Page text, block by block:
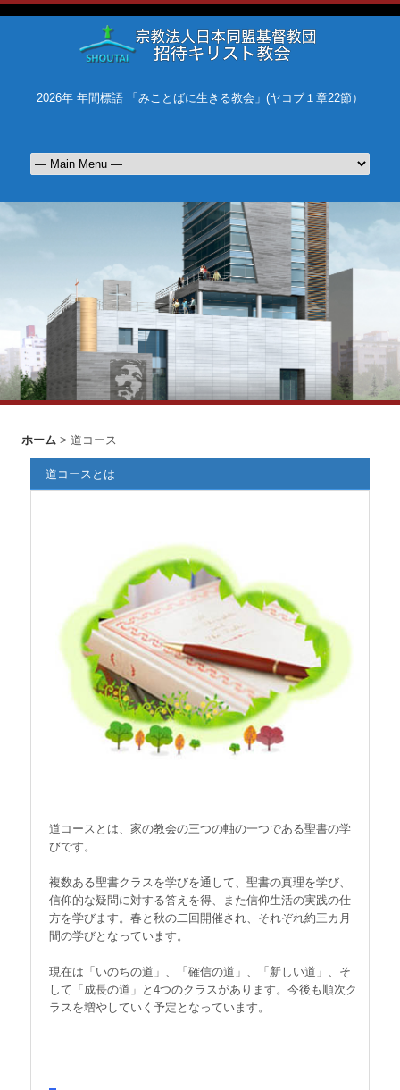
2026年 年間標語 「みことばに生きる教会」(ヤコブ１章22節）
ホーム > 道コース
道コースとは
道コースとは、家の教会の三つの軸の一つである聖書の学
びです。
複数ある聖書クラスを学びを通して、聖書の真理を学び、
信仰的な疑問に対する答えを得、また信仰生活の実践の仕
方を学びます。春と秋の二回開催され、それぞれ約三カ月
間の学びとなっています。
現在は「いのちの道」、「確信の道」、「新しい道」、そ
して「成長の道」と4つのクラスがあります。今後も順次ク
ラスを増やしていく予定となっています。